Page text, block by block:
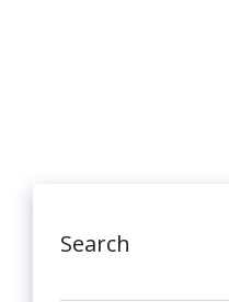
Search